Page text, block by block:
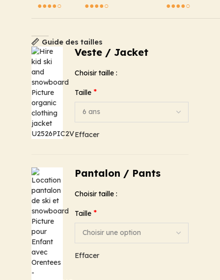
●●●●○ ●●●●○ ●●●●○
Guide des tailles
Veste / Jacket
Choisir taille :
Taille *
Effacer
Pantalon / Pants
Choisir taille :
Taille *
Effacer